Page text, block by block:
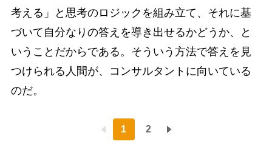
考える」と思考のロジックを組み立て、それに基
づいて自分なりの答えを導き出せるかどうか、と
いうことだからである。そういう方法で答えを見
つけられる人間が、コンサルタントに向いている
のだ。
1 2